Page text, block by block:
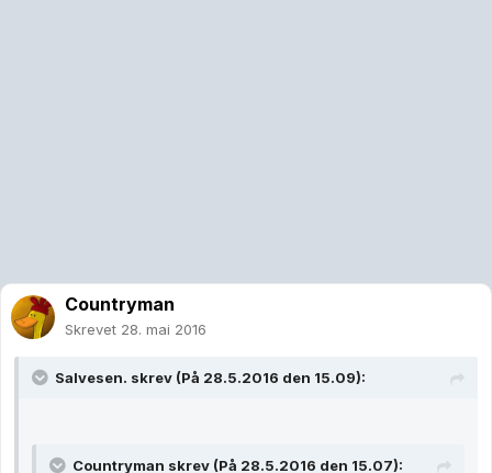
Countryman
Skrevet 28. mai 2016
Salvesen. skrev (På 28.5.2016 den 15.09):
Countryman skrev (På 28.5.2016 den 15.07):